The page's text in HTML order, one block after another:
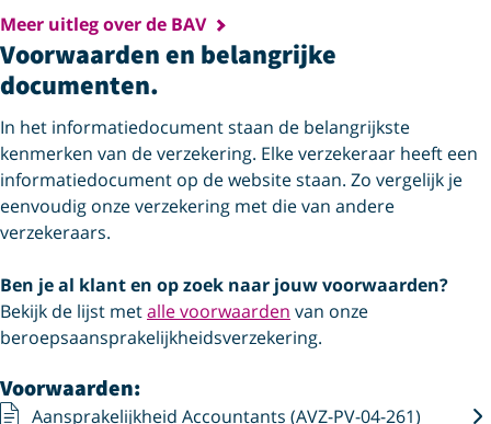
Meer uitleg over de BAV
Voorwaarden en belangrijke
documenten.
In het informatiedocument staan de belangrijkste
kenmerken van de verzekering. Elke verzekeraar heeft een
informatiedocument op de website staan. Zo vergelijk je
eenvoudig onze verzekering met die van andere
verzekeraars.
Ben je al klant en op zoek naar jouw voorwaarden?
Bekijk de lijst metalle voorwaarden van onze
beroepsaansprakelijkheidsverzekering.
Voorwaarden:
Aansprakelijkheid Accountants (AVZ-PV-04-261)